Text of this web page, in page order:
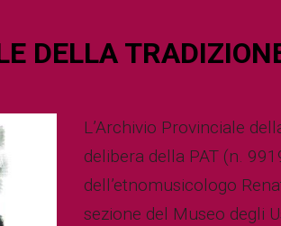
DELLA
L’Archivio Provinciale
delibera della PAT (n.
dell’etnomusicologo
sezione del Museo degli